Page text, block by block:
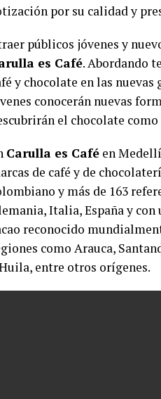
por su calidad y
públicos jóvenes y
es Café. Abordando
y chocolate en las
conocerán nuevas
el chocolate
Carulla es Café en
de café y de
y más de 163
Italia, España y
reconocido
como Arauca,
entre otros orígenes.